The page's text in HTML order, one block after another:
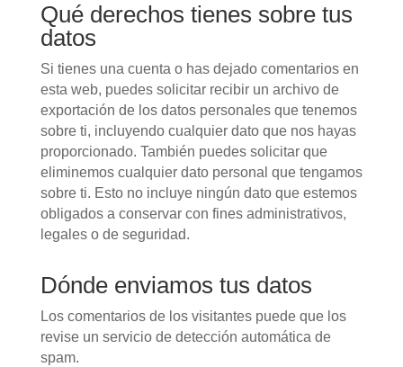
Qué derechos tienes sobre tus
datos
Si tienes una cuenta o has dejado comentarios en
esta web, puedes solicitar recibir un archivo de
exportación de los datos personales que tenemos
sobre ti, incluyendo cualquier dato que nos hayas
proporcionado. También puedes solicitar que
eliminemos cualquier dato personal que tengamos
sobre ti. Esto no incluye ningún dato que estemos
obligados a conservar con fines administrativos,
legales o de seguridad.
Dónde enviamos tus datos
Los comentarios de los visitantes puede que los
revise un servicio de detección automática de
spam.